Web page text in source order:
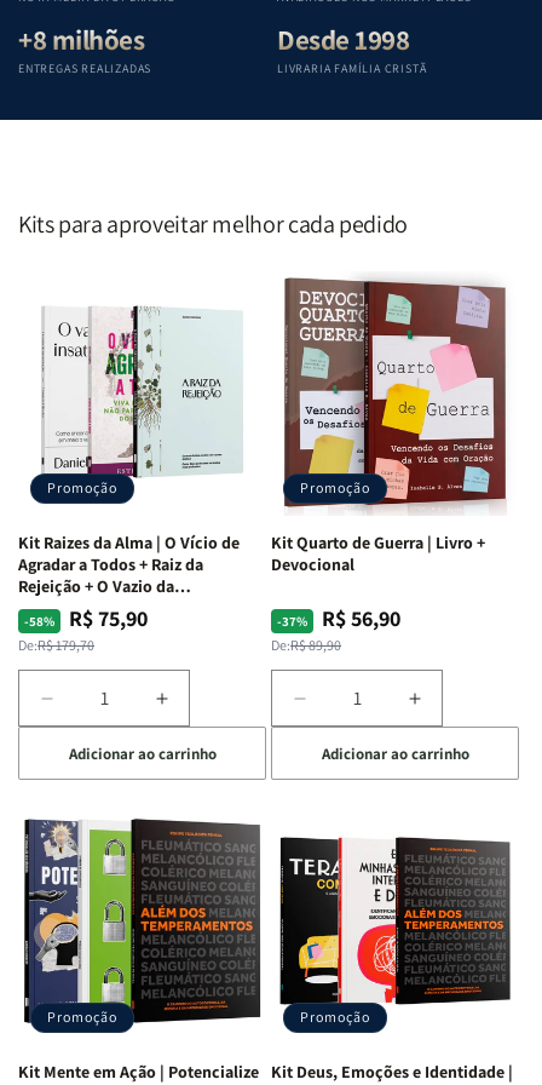
+8 milhões
ENTREGAS REALIZADAS
Desde 1998
LIVRARIA FAMÍLIA CRISTÃ
Kits para aproveitar melhor cada pedido
Promoção
Kit Raizes da Alma | O Vício de
Agradar a Todos + Raiz da
Rejeição + O Vazio da
Insatisfação.
-58%
Preço
normal
De:R$ 179,70
Preço
promocional
R$ 75,90
Diminuir
a
quantidade
de
Raizes
da
Alma
|
O
Vício
Agradar
a
Todos
Aumentar
a
quantidade
de
Raizes
da
Alma
|
O
Vício
de
Agradar
Todos
Adicionar ao carrinho
Promoção
Kit Quarto de Guerra | Livro +
Devocional
-37%
Preço
normal
De:R$ 89,90
Preço
promocional
R$ 56,90
Diminuir
a
quantidade
de
Quarto
de
Guerra
Livro
+
Devocional
Aumentar
a
quantidade
de
Quarto
de
Guerra
|
Livro
+
Devocional
Adicionar ao carrinho
Promoção
Kit Mente em Ação | Potencialize
Promoção
Kit Deus, Emoções e Identidade |